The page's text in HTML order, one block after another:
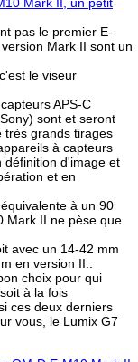
Mark II, un petit
pas le premier E-
Mark II sont un
le viseur
APS-C
sont et seront
très grands tirages
à capteurs
définition d'image et
et en
à un 90
Mark II ne pèse que
avec un 14-42 mm
en version II..
choix pour qui
à la fois
ces deux derniers
vous, le Lumix G7